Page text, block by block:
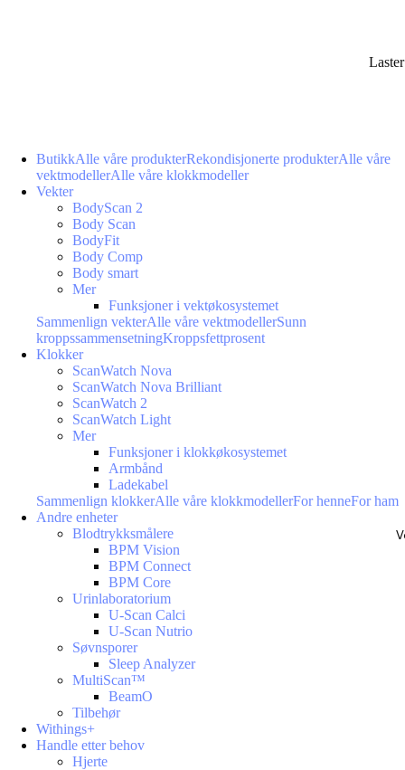
ButikkAlle våre produkterRekondisjonerte produkterAlle våre
vektmodellerAlle våre klokkmodeller
Vekter
BodyScan 2
Body Scan
BodyFit
Body Comp
Body smart
Mer
Funksjoner i vektøkosystemet
Sammenlign vekterAlle våre vektmodellerSunn
kroppssammensetningKroppsfettprosent
Klokker
ScanWatch Nova
ScanWatch Nova Brilliant
ScanWatch 2
ScanWatch Light
Mer
Funksjoner i klokkøkosystemet
Armbånd
Ladekabel
Sammenlign klokkerAlle våre klokkmodellerFor henneFor ham
Andre enheter
Blodtrykksmålere
BPM Vision
BPM Connect
BPM Core
Urinlaboratorium
U-Scan Calci
U-Scan Nutrio
Søvnsporer
Sleep Analyzer
MultiScan™
BeamO
Tilbehør
Withings+
Handle etter behov
Hjerte